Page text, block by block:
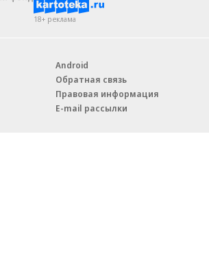
18+ реклама
Android
Обратная связь
Правовая информация
E-mail рассылки